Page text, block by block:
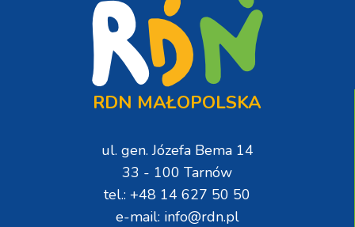
RDN MAŁOPOLSKA
ul. gen. Józefa Bema 14
33 - 100 Tarnów
tel.: +48 14 627 50 50
e-mail: info@rdn.pl